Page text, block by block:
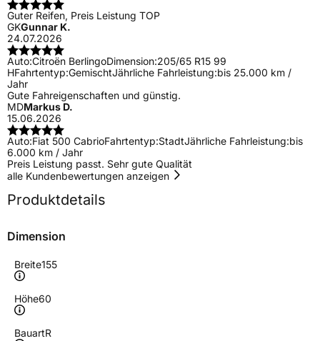
Guter Reifen, Preis Leistung TOP
GKGunnar K.
24.07.2026
Auto:Citroën BerlingoDimension:205/65 R15 99
HFahrtentyp:GemischtJährliche Fahrleistung:bis 25.000 km /
Jahr
Gute Fahreigenschaften und günstig.
MDMarkus D.
15.06.2026
Auto:Fiat 500 CabrioFahrtentyp:StadtJährliche Fahrleistung:bis
6.000 km / Jahr
Preis Leistung passt. Sehr gute Qualität
alle Kundenbewertungen anzeigen
Produktdetails
Dimension
Breite155
Höhe60
BauartR